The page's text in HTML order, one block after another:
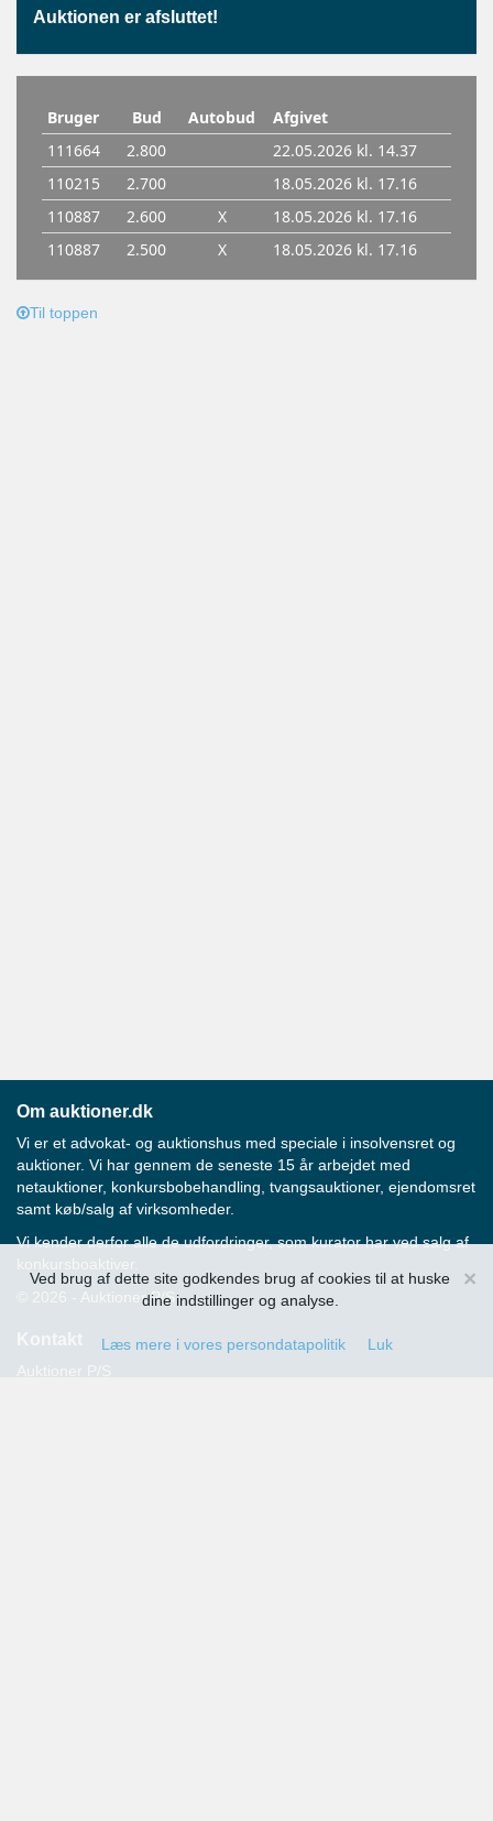
×
Ved brug af dette site godkendes brug af cookies til at huske
dine indstillinger og analyse.
Læs mere i vores persondatapolitik Luk
Auktionen er afsluttet!
Til toppen
Om auktioner.dk
Vi er et advokat- og auktionshus med speciale i insolvensret og
auktioner. Vi har gennem de seneste 15 år arbejdet med
netauktioner, konkursbobehandling, tvangsauktioner, ejendomsret
samt køb/salg af virksomheder.
Vi kender derfor alle de udfordringer, som kurator har ved salg af
konkursboaktiver.
© 2026 - Auktioner P/S
Kontakt
Auktioner P/S